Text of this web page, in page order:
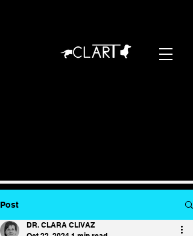
Post
DR. CLARA CLIVAZ